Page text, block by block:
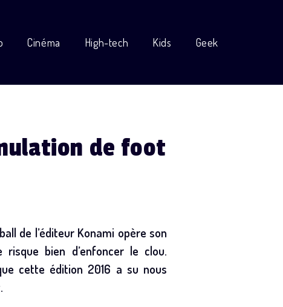
Cinéma High-tech Kids Geek
de foot
de l’éditeur Konami opère son
bien d’enfoncer le clou.
cette édition 2016 a su nous